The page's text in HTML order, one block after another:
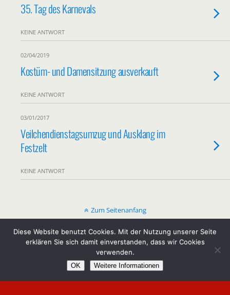
35. Tag des Karnevals
KEINE ANTWORT
02/04/2019
Kostüm- und Damensitzung ausverkauft
KEINE ANTWORT
03/01/2017
Veilchendienstagsumzug und Ausklang im
Festzelt
KEINE ANTWORT
Zum Seitenanfang
Mobil Desktop
Copyright by KG Kirchspiel Lohn e.V.
Diese Website benutzt Cookies. Mit der Nutzung unserer Seite
erklären Sie sich damit einverstanden, dass wir Cookies
verwenden.
OK Weitere Informationen